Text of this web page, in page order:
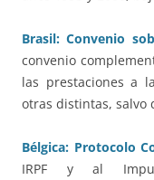
Brasil: Convenio
convenio
las prestaciones a
otras distintas, salvo
Bélgica: Protocolo
IRPF y al